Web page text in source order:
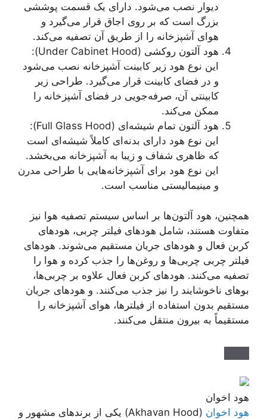
دیوار نصب می‌شود. دارای یک قسمت پوششی
بزرگ است که بر روی اجاق قرار می‌گیرد و
هوای آشپزخانه را از طریق آن تصفیه می‌کند.
هود آلتون روکشی (Under Cabinet Hood):
این نوع هود زیر کابینت آشپزخانه نصب می‌شود
و در فضای کابینت قرار می‌گیرد. طراحی زیر
کابینتی آن، صرفه‌جویی در فضای آشپزخانه را
ممکن می‌کند.
هود آلتون تمام شیشه‌ای (Full Glass Hood):
این نوع هود دارای بدنه‌ای کاملاً شیشه‌ای است
که ظاهری شفاف و زیبا به آشپزخانه می‌بخشد.
این نوع هود برای آشپزخانه‌هایی با طراحی مدرن
و مینیمالیستی مناسب است.
همچنین، هود آلتون‌ها بر اساس سیستم تصفیه هوا نیز
متفاوت هستند، شامل هودهای فیلتر چربی، هودهای
کربن فعال و هودهای جریان مستقیم می‌شوند. هودهای
فیلتر چربی چربی‌ها و روغن‌ها را جذب کرده و هوا را
تصفیه می‌کنند. هودهای کربن فعال علاوه بر چربی‌ها،
بوهای ناخوشایند را نیز جذب می‌کنند. و هودهای جریان
مستقیم بدون استفاده از فیلترها، هوای آشپزخانه را
مستقیماً به بیرون منتقل می‌کنند.
هود اخوان
هود اخوان
(Akhavan Hood) یکی از برندهای مشهور و